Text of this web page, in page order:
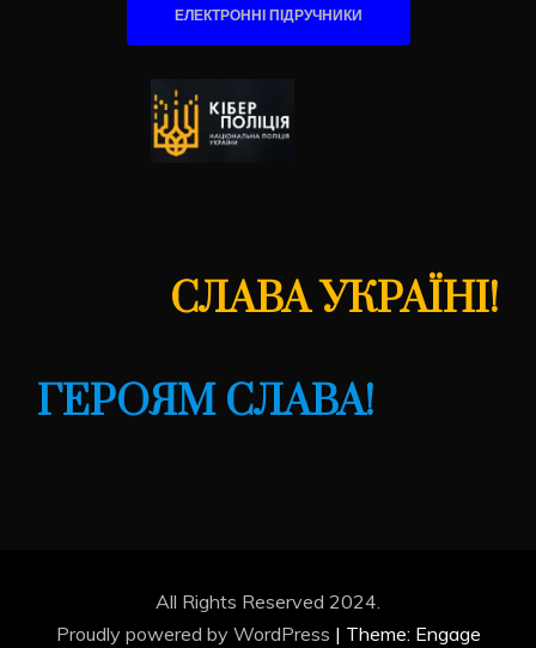
ЕЛЕКТРОННІ ПІДРУЧНИКИ
СЛАВА УКРАЇНІ!
ГЕРОЯМ СЛАВА!
All Rights Reserved 2024.
Proudly powered by WordPress | Theme: Engage